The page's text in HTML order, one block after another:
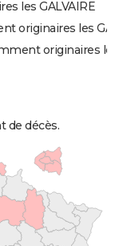
les GALVAIRE
originaires les
originaires
de décès.